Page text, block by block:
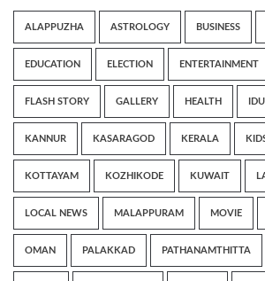
ALAPPUZHA ASTROLOGY BUSINESS
EDUCATION ELECTION ENTERTAINMENT
FLASH STORY GALLERY HEALTH
KANNUR KASARAGOD KERALA
KOTTAYAM KOZHIKODE KUWAIT
LOCAL NEWS MALAPPURAM MOVIE
OMAN PALAKKAD PATHANAMTHITTA